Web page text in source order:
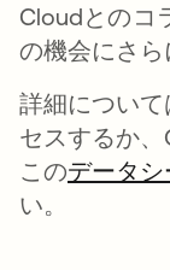
Cloudとのコ
の機会にさら
詳細につい
セスするか
このデータシ
い。